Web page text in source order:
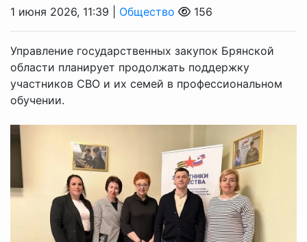
1 июня 2026, 11:39 | Общество 156
Управление государственных закупок Брянской
области планирует продолжать поддержку
участников СВО и их семей в профессиональном
обучении.